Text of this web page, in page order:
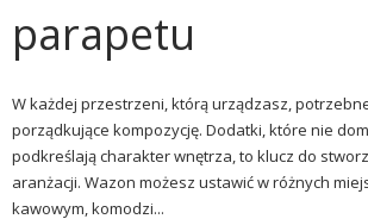
parapetu
W każdej przestrzeni, którą urządzasz,
porządkujące kompozycję. Dodatki, które nie
podkreślają charakter wnętrza, to klucz do
aranżacji. Wazon możesz ustawić w różnych
kawowym, komodzi...